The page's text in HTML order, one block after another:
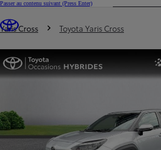
Passer au contenu suivant (Press Enter)
Trouvez un partenaire Toyota
Vous êtes ici
Yaris Cross Toyota Yaris Cross